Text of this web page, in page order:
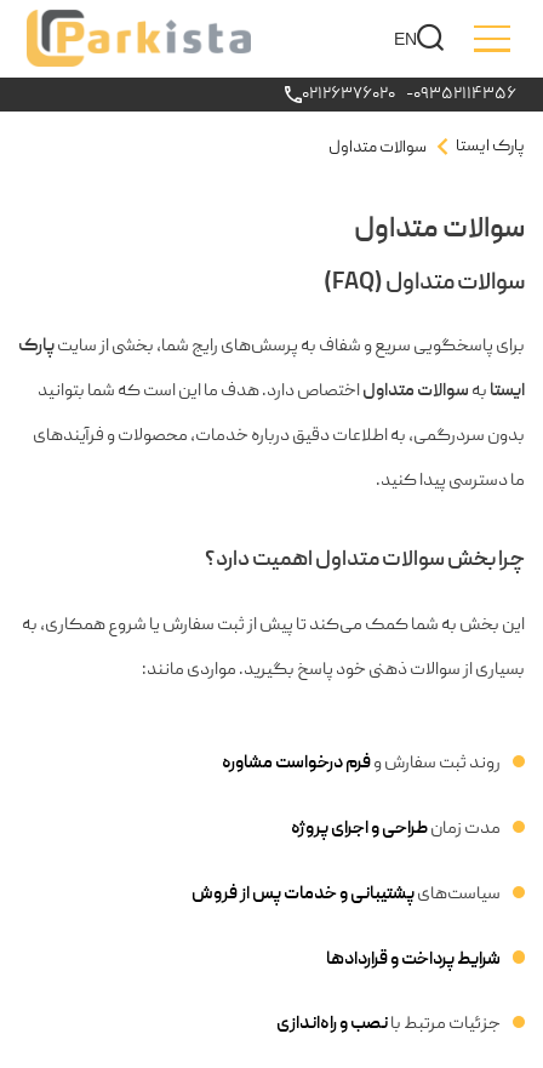
EN
-۰۹۳۵۲۱۱۴۳۵۶ ۰۲۱۲۶۳۷۶۰۲۰
پارک ایستا سوالات متداول
سوالات متداول
سوالات متداول (FAQ)
برای پاسخگویی سریع و شفاف به پرسش‌های رایج شما، بخشی از سایتپارک
ایستابهسوالات متداولاختصاص دارد. هدف ما این است که شما بتوانید
بدون سردرگمی، به اطلاعات دقیق درباره خدمات، محصولات و فرآیندهای
ما دسترسی پیدا کنید.
چرا بخش سوالات متداول اهمیت دارد؟
این بخش به شما کمک می‌کند تا پیش از ثبت سفارش یا شروع همکاری، به
بسیاری از سوالات ذهنی خود پاسخ بگیرید. مواردی مانند:
روند ثبت سفارش وفرم درخواست مشاوره
مدت زمانطراحی و اجرای پروژه
سیاست‌هایپشتیبانی و خدمات پس از فروش
شرایط پرداخت و قراردادها
جزئیات مرتبط بانصب و راه‌اندازی